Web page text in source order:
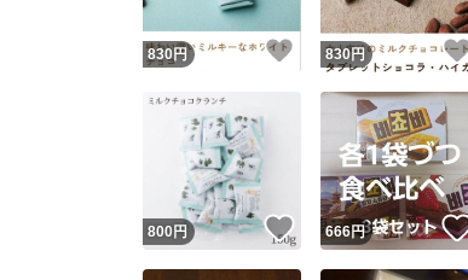
830 円 いいね！
830円
800 円 いいね！
666円